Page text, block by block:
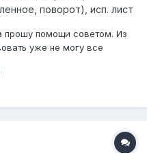
поворот), исп. лист
помощи советом. Из
уже не могу все
не смогла вовремя
письмо на почту,